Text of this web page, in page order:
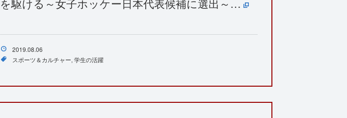
を駆ける～女子ホッケー日本代表候補に選出～…
2019.08.06
スポーツ＆カルチャー 学生の活躍